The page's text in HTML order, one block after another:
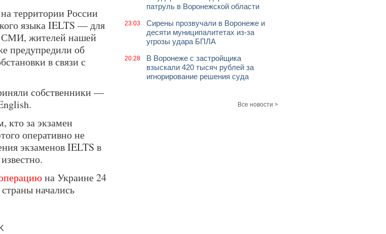
территории России
языка IELTS — для
СМИ, жителей нашей
предупредили об
в связи с
собственники —
кто за экзамен
оперативно не
экзаменов IELTS в
на Украине 24
начались
патруль в Воронежской области
23:03
Сирены прозвучали в Воронеже и
десяти муниципалитетах из-за
угрозы удара БПЛА
20:28
В Воронеже с застройщика
взыскали 420 тысяч рублей за
игнорирование решения суда
Все новости >